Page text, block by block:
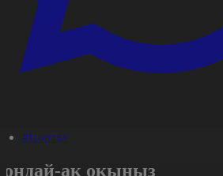
#Портал
ақ оқыңыз